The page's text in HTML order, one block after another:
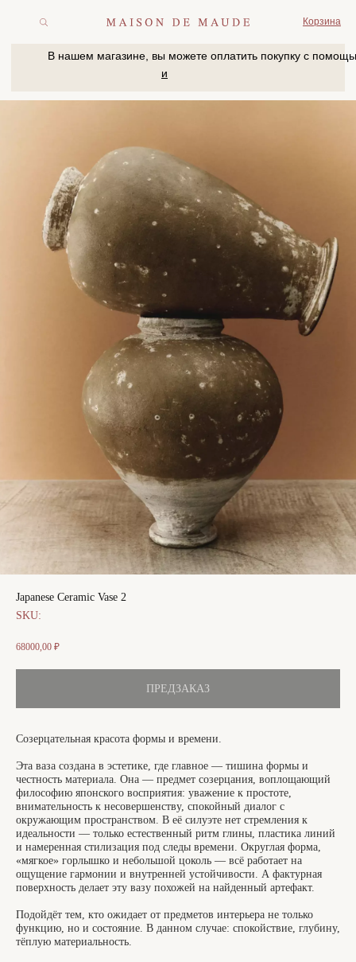
Корзина
и
Japanese Ceramic Vase 2
SKU:
68000,00 ₽
Созерцательная красота формы и времени.
Эта ваза создана в эстетике, где главное — тишина формы и
честность материала. Она — предмет созерцания, воплощающий
философию японского восприятия: уважение к простоте,
внимательность к несовершенству, спокойный диалог с
окружающим пространством. В её силуэте нет стремления к
идеальности — только естественный ритм глины, пластика линий
и намеренная стилизация под следы времени. Округлая форма,
«мягкое» горлышко и небольшой цоколь — всё работает на
ощущение гармонии и внутренней устойчивости. А фактурная
поверхность делает эту вазу похожей на найденный артефакт.
Подойдёт тем, кто ожидает от предметов интерьера не только
функцию, но и состояние. В данном случае: спокойствие, глубину,
тёплую материальность.